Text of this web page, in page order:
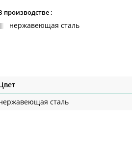
производстве :
нержавеющая сталь
сталь